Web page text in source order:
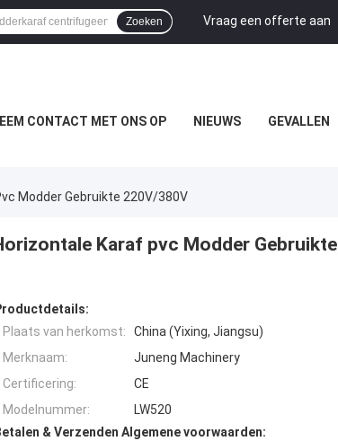
Vraag een offerte aan
Zoeken
CONTACT MET ONS OP NIEUWS GEVALLEN
Modder Gebruikte 220V/380V
Karaf pvc Modder Gebruikte
Plaats van herkomst:
China (Yixing, Jiangsu)
Merknaam:
Juneng Machinery
Certificering:
CE
Modelnummer:
LW520
& Verzenden Algemene voorwaarden: